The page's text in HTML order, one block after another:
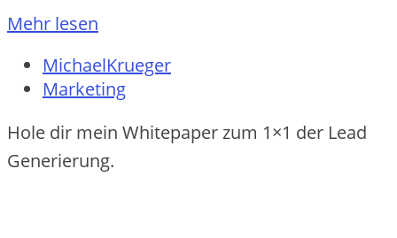
Mehr lesen
MichaelKrueger
Marketing
Hole dir mein Whitepaper zum 1×1 der Lead
Generierung.